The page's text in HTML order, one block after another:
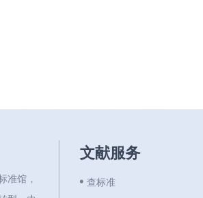
准馆，
文献服务
查标准